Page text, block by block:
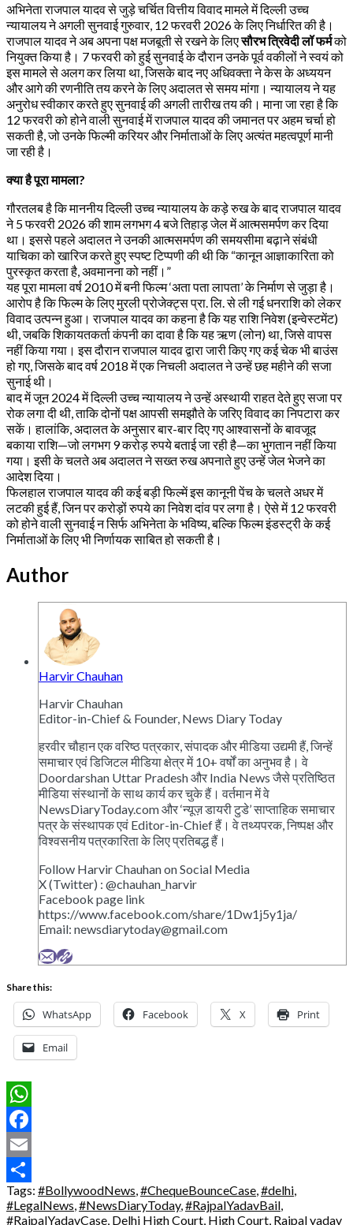
अभिनेता राजपाल यादव से जुड़े चर्चित वित्तीय विवाद मामले में दिल्ली उच्च
न्यायालय ने अगली सुनवाई गुरुवार, 12 फरवरी 2026 के लिए निर्धारित की है।
राजपाल यादव ने अब अपना पक्ष मजबूती से रखने के लिएसौरभ त्रिवेदी लॉ फर्मको
नियुक्त किया है। 7 फरवरी को हुई सुनवाई के दौरान उनके पूर्व वकीलों ने स्वयं को
इस मामले से अलग कर लिया था, जिसके बाद नए अधिवक्ता ने केस के अध्ययन
और आगे की रणनीति तय करने के लिए अदालत से समय मांगा। न्यायालय ने यह
अनुरोध स्वीकार करते हुए सुनवाई की अगली तारीख तय की। माना जा रहा है कि
12 फरवरी को होने वाली सुनवाई में राजपाल यादव की जमानत पर अहम चर्चा हो
सकती है, जो उनके फिल्मी करियर और निर्माताओं के लिए अत्यंत महत्वपूर्ण मानी
जा रही है।
क्या है पूरा मामला?
गौरतलब है कि माननीय दिल्ली उच्च न्यायालय के कड़े रुख के बाद राजपाल यादव
ने 5 फरवरी 2026 की शाम लगभग 4 बजे तिहाड़ जेल में आत्मसमर्पण कर दिया
था। इससे पहले अदालत ने उनकी आत्मसमर्पण की समयसीमा बढ़ाने संबंधी
याचिका को खारिज करते हुए स्पष्ट टिप्पणी की थी कि “कानून आज्ञाकारिता को
पुरस्कृत करता है, अवमानना को नहीं।”
यह पूरा मामला वर्ष 2010 में बनी फिल्म ‘अता पता लापता’ के निर्माण से जुड़ा है।
आरोप है कि फिल्म के लिए मुरली प्रोजेक्ट्स प्रा. लि. से ली गई धनराशि को लेकर
विवाद उत्पन्न हुआ। राजपाल यादव का कहना है कि यह राशि निवेश (इन्वेस्टमेंट)
थी, जबकि शिकायतकर्ता कंपनी का दावा है कि यह ऋण (लोन) था, जिसे वापस
नहीं किया गया। इस दौरान राजपाल यादव द्वारा जारी किए गए कई चेक भी बाउंस
हो गए, जिसके बाद वर्ष 2018 में एक निचली अदालत ने उन्हें छह महीने की सजा
सुनाई थी।
बाद में जून 2024 में दिल्ली उच्च न्यायालय ने उन्हें अस्थायी राहत देते हुए सजा पर
रोक लगा दी थी, ताकि दोनों पक्ष आपसी समझौते के जरिए विवाद का निपटारा कर
सकें। हालांकि, अदालत के अनुसार बार-बार दिए गए आश्वासनों के बावजूद
बकाया राशि—जो लगभग 9 करोड़ रुपये बताई जा रही है—का भुगतान नहीं किया
गया। इसी के चलते अब अदालत ने सख्त रुख अपनाते हुए उन्हें जेल भेजने का
आदेश दिया।
फिलहाल राजपाल यादव की कई बड़ी फिल्में इस कानूनी पेंच के चलते अधर में
लटकी हुई हैं, जिन पर करोड़ों रुपये का निवेश दांव पर लगा है। ऐसे में 12 फरवरी
को होने वाली सुनवाई न सिर्फ अभिनेता के भविष्य, बल्कि फिल्म इंडस्ट्री के कई
निर्माताओं के लिए भी निर्णायक साबित हो सकती है।
Author
Harvir Chauhan
Harvir Chauhan
Editor-in-Chief & Founder, News Diary Today
हरवीर चौहान एक वरिष्ठ पत्रकार, संपादक और मीडिया उद्यमी हैं, जिन्हें
समाचार एवं डिजिटल मीडिया क्षेत्र में 10+ वर्षों का अनुभव है। वे
Doordarshan Uttar Pradesh और India News जैसे प्रतिष्ठित
मीडिया संस्थानों के साथ कार्य कर चुके हैं। वर्तमान में वे
NewsDiaryToday.com और ‘न्यूज़ डायरी टुडे’ साप्ताहिक समाचार
पत्र के संस्थापक एवं Editor-in-Chief हैं। वे तथ्यपरक, निष्पक्ष और
विश्वसनीय पत्रकारिता के लिए प्रतिबद्ध हैं।
Follow Harvir Chauhan on Social Media
X (Twitter) : @chauhan_harvir
Facebook page link
https://www.facebook.com/share/1Dw1j5y1ja/
Email: newsdiarytoday@gmail.com
Share this:
WhatsApp Facebook X Print
Email
WhatsApp
Facebook
Email
Share
Tags: #BollywoodNews #ChequeBounceCase #delhi
#LegalNews #NewsDiaryToday, #RajpalYadavBail
#RajpalYadavCase Delhi High Court High Court Rajpal yadav